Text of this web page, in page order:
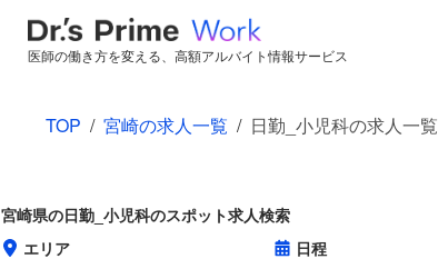
医師の働き方を変える、高額アルバイト情報サービス
TOP / 宮崎の求人一覧 / 日勤_小児科の求人一覧
宮崎県の日勤_小児科のスポット求人検索
エリア
日程